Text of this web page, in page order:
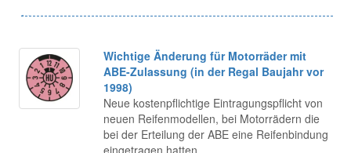
Wichtige Änderung für Motorräder mit
ABE-Zulassung (in der Regal Baujahr vor
1998)
Neue kostenpflichtige Eintragungspflicht von
neuen Reifenmodellen, bei Motorrädern die
bei der Erteilung der ABE eine Reifenbindung
eingetragen hatten.